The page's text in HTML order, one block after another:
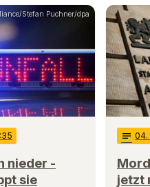
Stefan Puchner/dpa
nieder -
sie
notes 04
jetzt